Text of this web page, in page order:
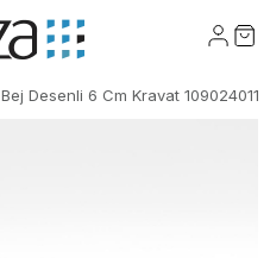
Bej Desenli 6 Cm Kravat 1090240117